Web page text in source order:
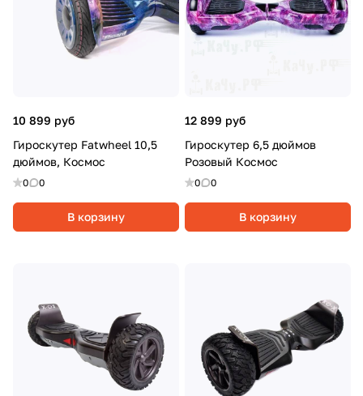
10 899 руб
Гироскутер Fatwheel 10,5
дюймов, Космос
0 0
В корзину
12 899 руб
Гироскутер 6,5 дюймов
Розовый Космос
0 0
В корзину